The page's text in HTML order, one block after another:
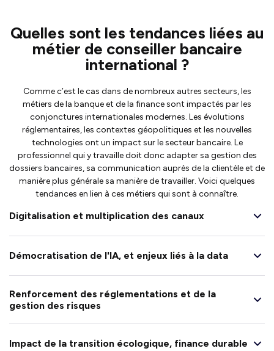
Quelles sont les tendances liées au
métier de conseiller bancaire
international ?
Comme c’est le cas dans de nombreux autres secteurs, les
métiers de la banque et de la finance sont impactés par les
conjonctures internationales modernes. Les évolutions
réglementaires, les contextes géopolitiques et les nouvelles
technologies ont un impact sur le secteur bancaire. Le
professionnel qui y travaille doit donc adapter sa gestion des
dossiers bancaires, sa communication auprès de la clientèle et de
manière plus générale sa manière de travailler. Voici quelques
tendances en lien à ces métiers qui sont à connaître.
Digitalisation et multiplication des canaux
Démocratisation de l'IA, et enjeux liés à la data
Renforcement des réglementations et de la
gestion des risques
Impact de la transition écologique, finance durable